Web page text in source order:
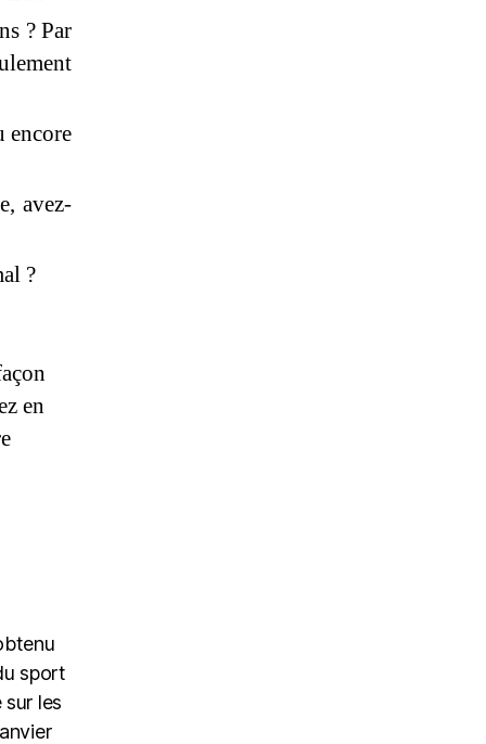
? Par
encore
avez-
?
en
sport
les